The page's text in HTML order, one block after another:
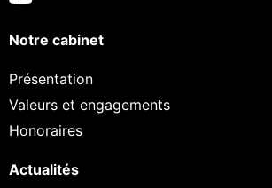
Notre cabinet
Présentation
Valeurs et engagements
Honoraires
Actualités